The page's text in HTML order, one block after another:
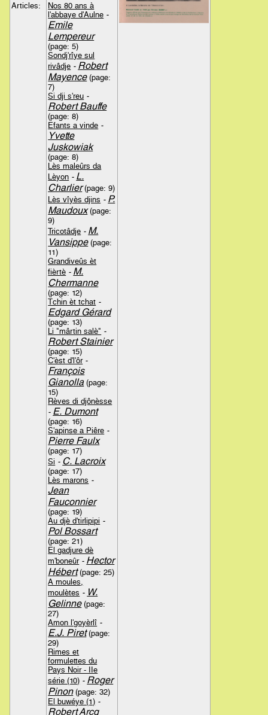
Articles:
Nos 80 ans à
l'abbaye d'Aulne -
Emile
Lempereur
(page: 5)
Sondj'rîye sul
rivâdje - Robert
Mayence(page:
7)
Si dji s'reu -
Robert Bauffe
(page: 8)
Efants a vinde -
Yvette
Juskowiak
(page: 8)
Lès maleûrs da
Lèyon - L.
Charlier(page: 9)
Lès vîyès djins - P.
Maudoux(page:
9)
Tricotâdje - M.
Vansippe(page:
11)
Grandiveûs èt
fièrtè - M.
Chermanne
(page: 12)
Tchin èt tchat -
Edgard Gérard
(page: 13)
Li "mârtin salè" -
Robert Stainier
(page: 15)
C'èst d'l'ôr -
François
Gianolla(page:
15)
Rèves di djônèsse
- E. Dumont
(page: 16)
S'apinse a Piêre -
Pierre Faulx
(page: 17)
Si - C. Lacroix
(page: 17)
Lès marons -
Jean
Fauconnier
(page: 19)
Au djè d'tirlipipi -
Pol Bossart
(page: 21)
El gadjure dè
m'boneûr - Hector
Hébert(page: 25)
A moules,
moulètes - W.
Gelinne(page:
27)
Amon l'goyèrlî -
E.J. Piret(page:
29)
Rimes et
formulettes du
Pays Noir - IIe
série (10) - Roger
Pinon(page: 32)
El buwéye (1) -
Robert Arcq